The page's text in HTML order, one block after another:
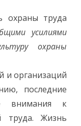
охраны труда
усилиями
охраны
и организаций
последние
внимания к
труда. Жизнь